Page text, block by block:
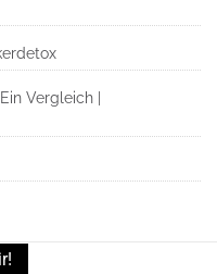
Vergleich |